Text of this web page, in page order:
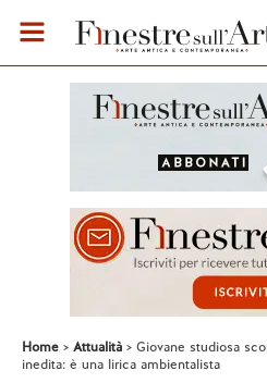
Home Attualità
Giovane studiosa
inedita: è una lirica ambientalista